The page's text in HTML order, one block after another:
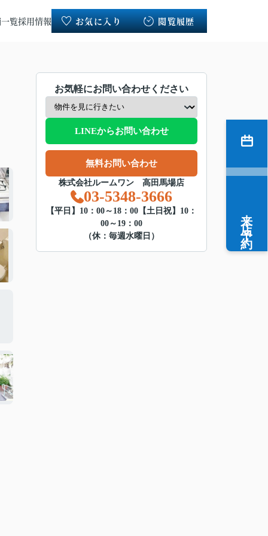
覧採用情報 お気に入り 閲覧履歴
お気軽にお問い合わせください
LINEからお問い合わせ
無料お問い合わせ
株式会社ルームワン 高田馬場店
03-5348-3666
【平日】10：00～18：00【土日祝】10：
00～19：00
（休：毎週水曜日）
来店予約